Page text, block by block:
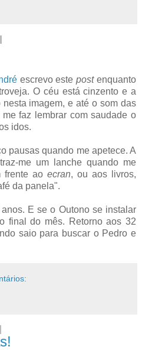
escrevo estepostenquanto
O céu está cinzento e a
nesta imagem, e até o som das
faz lembrar com saudade o
idos.
pausas quando me apetece. A
me um lanche quando me
frente ao ecran, ou aos livros,
da panela".
E se o Outono se instalar
final do mês. Retorno aos 32
saio para buscar o Pedro e